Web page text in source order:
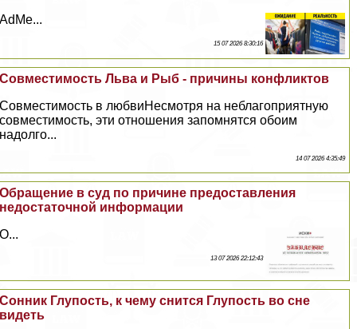
AdMe...
15 07 2026 8:30:16
Совместимость Льва и Рыб - причины конфликтов
Совместимость в любвиНесмотря на нeблагоприятную
совместимость, эти отношения запомнятся обоим
надолго...
14 07 2026 4:35:49
Обращение в суд по причине предоставления
недостаточной информации
О...
13 07 2026 22:12:43
Сонник Глупость, к чему снится Глупость во сне
видеть